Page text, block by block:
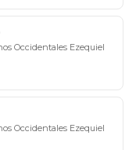
Occidentales Ezequiel
Occidentales Ezequiel